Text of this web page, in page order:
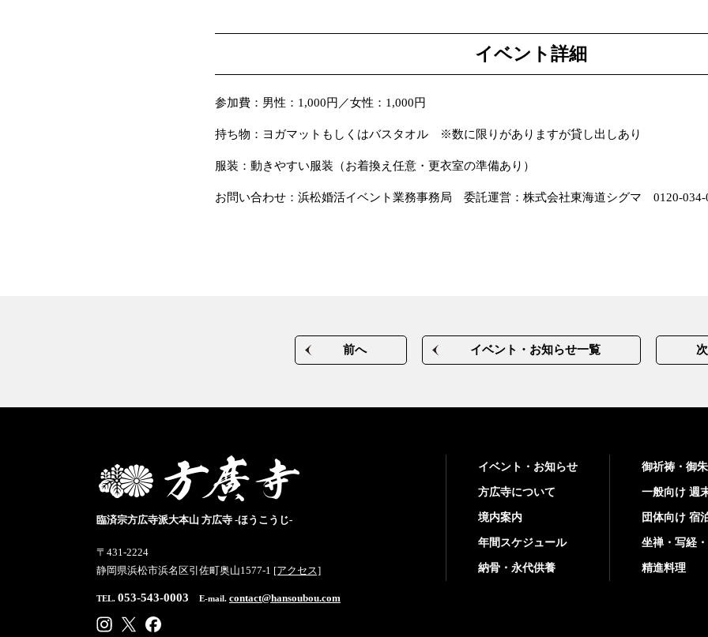
イベント詳細
参加費：男性：1,000円／女性：1,000円
持ち物：ヨガマットもしくはバスタオル ※数に限りがありますが貸し出しあり
服装：動きやすい服装（お着換え任意・更衣室の準備あり）
お問い合わせ：浜松婚活イベント業務事務局 委託運営：株式会社東海道シグマ 0120-034-
前へ イベント・お知らせ一覧
臨済宗方広寺派大本山 方広寺 -ほうこうじ-
〒431-2224
静岡県浜松市浜名区引佐町奥山1577-1 [アクセス]
TEL. 053-543-0003 E-mail. contact@hansoubou.com
イベント・お知らせ
方広寺について
境内案内
年間スケジュール
納骨・永代供養
御祈祷・御
一般向け 週
団体向け 宿
坐禅・写経
精進料理